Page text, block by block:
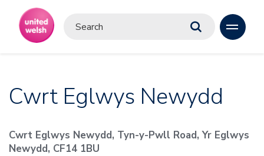
Cwrt Eglwys Newydd
Cwrt Eglwys Newydd, Tyn-y-Pwll Road, Yr Eglwys
Newydd, CF14 1BU